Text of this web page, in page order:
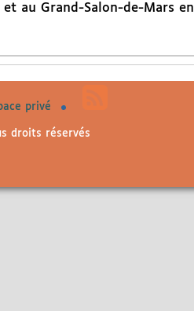
et au Grand-Salon-de-Mars
privé
droits réservés